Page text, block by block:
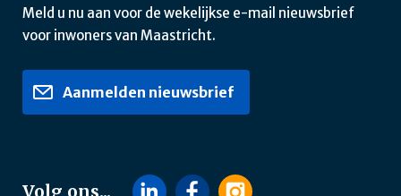
Meld u nu aan voor de wekelijkse e-mail nieuwsbrief
voor inwoners van Maastricht.
Aanmelden nieuwsbrief
Volg ons...